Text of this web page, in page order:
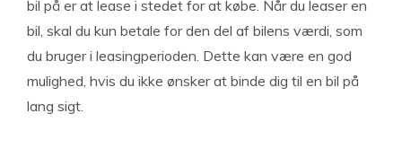
bil på er at lease i stedet for at købe. Når du leaser en
bil, skal du kun betale for den del af bilens værdi, som
du bruger i leasingperioden. Dette kan være en god
mulighed, hvis du ikke ønsker at binde dig til en bil på
lang sigt.